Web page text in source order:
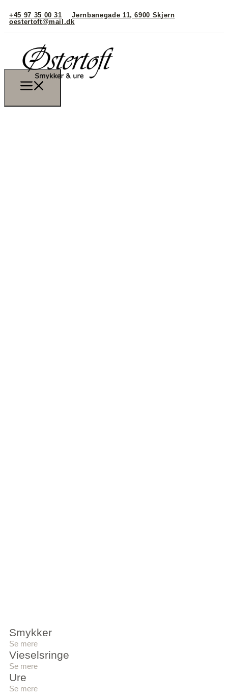
+45 97 35 00 31
Jernbanegade 11, 6900 Skjern
oestertoft@mail.dk
Smykker
Se mere
Vieselsringe
Se mere
Ure
Se mere